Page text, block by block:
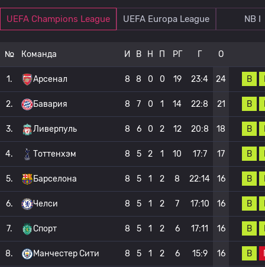
UEFA Champions League UEFA Europa League NB I
№ Команда И В Н П РГ Г О
1. Арсенал 8 8 0 0 19 23:4 24 В
2. Бавария 8 7 0 1 14 22:8 21 В
3. Ливерпуль 8 6 0 2 12 20:8 18 В
4. Тоттенхэм 8 5 2 1 10 17:7 17 В
5. Барселона 8 5 1 2 8 22:14 16 В
6. Челси 8 5 1 2 7 17:10 16 В
7. Спорт 8 5 1 2 6 17:11 16 В
8. Манчестер Сити 8 5 1 2 6 15:9 16 В